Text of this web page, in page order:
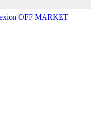
OFF MARKET